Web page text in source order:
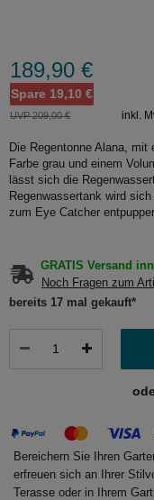
189,90 €
Spare 19,10 €
UVP 209,00 € inkl.
Die Regentonne Alana,
Farbe grau und einem
lässt sich die
Regenwassertank wird
zum Eye Catcher
GRATIS Versand
Noch Fragen zum
bereits 17 mal gekauft*
Bereichern Sie Ihren
erfreuen sich an Ihrer
Terasse oder in Ihrem